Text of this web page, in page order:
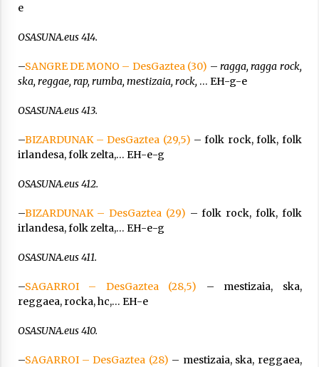
e
OSASUNA.eus 414.
–SANGRE DE MONO – DesGaztea (30) – ragga, ragga rock,
ska, reggae, rap, rumba, mestizaia, rock, … EH-g-e
OSASUNA.eus 413.
–BIZARDUNAK – DesGaztea (29,5) – folk rock, folk, folk
irlandesa, folk zelta,… EH-e-g
OSASUNA.eus 412.
–BIZARDUNAK – DesGaztea (29) – folk rock, folk, folk
irlandesa, folk zelta,… EH-e-g
OSASUNA.eus 411.
–SAGARROI – DesGaztea (28,5) – mestizaia, ska,
reggaea, rocka, hc,… EH-e
OSASUNA.eus 410.
–SAGARROI – DesGaztea (28) – mestizaia, ska, reggaea,